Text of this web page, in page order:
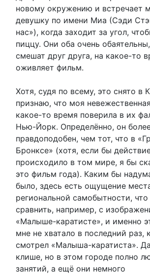
новому окружению и встречает
девушку по имени Миа (Сэди
нас»), когда заходит за угол,
пиццу. Они оба очень
смешат друг друга, на какое-то
оживляет фильм.
Хотя, судя по всему, это снято в
признаю, что моя
какое-то время поверила в их
Нью-Йорк. Определённо, он
правдоподобен, чем тот, что в
Бронксе» (хотя, если бы
происходило в том мире, я бы
это фильм года). Каким бы
было, здесь есть ощущение
региональной самобытности,
сравнить, например, с
«Малыше-каратисте», и именно
мне не хватало в последний раз,
смотрел «Малыша-каратиста».
клише, но в этом городе полно
занятий, а ещё они немного